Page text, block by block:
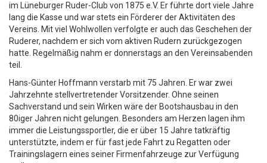
im Lüneburger Ruder-Club von 1875 e.V. Er führte dort viele Jahre
lang die Kasse und war stets ein Förderer der Aktivitäten des
Vereins. Mit viel Wohlwollen verfolgte er auch das Geschehen der
Ruderer, nachdem er sich vom aktiven Rudern zurückgezogen
hatte. Regelmäßig nahm er donnerstags an den Vereinsabenden
teil.
Hans-Günter Hoffmann verstarb mit 75 Jahren. Er war zwei
Jahrzehnte stellvertretender Vorsitzender. Ohne seinen
Sachverstand und sein Wirken wäre der Bootshausbau in den
80iger Jahren nicht gelungen. Besonders am Herzen lagen ihm
immer die Leistungssportler, die er über 15 Jahre tatkräftig
unterstützte, indem er für fast jede Fahrt zu Regatten oder
Trainingslagern eines seiner Firmenfahrzeuge zur Verfügung